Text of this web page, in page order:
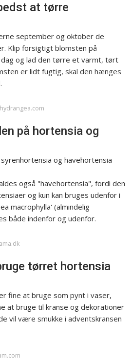
at tørre
september og oktober de
Klip forsigtigt blomsten på
og lad den tørre et varmt, tørt
er lidt fugtig, skal den hænges
på hortensia og
og havehortensia
også "havehortensia", fordi den
og kun kan bruges udenfor i
macrophylla' (almindelig
både indenfor og udenfor.
tørret hortensia
fine at bruge som pynt i vaser,
at bruge til kranse og dekorationer
vil være smukke i adventskransen